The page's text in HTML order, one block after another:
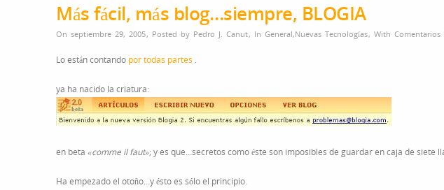
Más fácil, más blog…siempre, BLOGIA
On septiembre 29, 2005, Posted by Pedro J. Canut, In General,Nuevas Tecnologías, With Comentarios
Lo están contando por todas partes .
ya ha nacido la criatura:
en beta «comme il faut»; y es que…secretos como éste son imposibles de guardar en caja de siete
Ha empezado el otoño…y ésto es sólo el principio.